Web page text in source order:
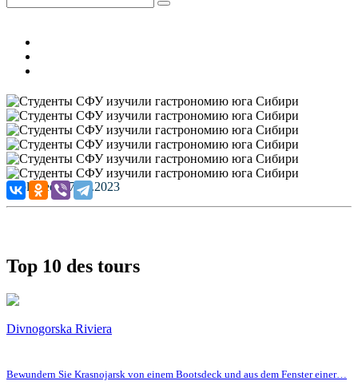
Published: 27.10.2023
Top 10 des tours
Divnogorska Riviera
Bewundern Sie Krasnojarsk von einem Bootsdeck und aus dem Fenster einer…